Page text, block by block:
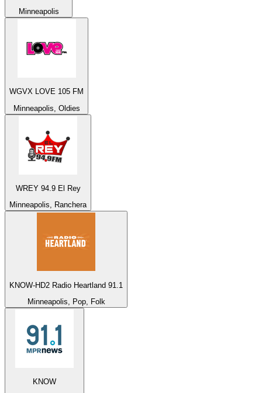
Minneapolis
WGVX LOVE 105 FM
Minneapolis, Oldies
WREY 94.9 El Rey
Minneapolis, Ranchera
KNOW-HD2 Radio Heartland 91.1
Minneapolis, Pop, Folk
KNOW